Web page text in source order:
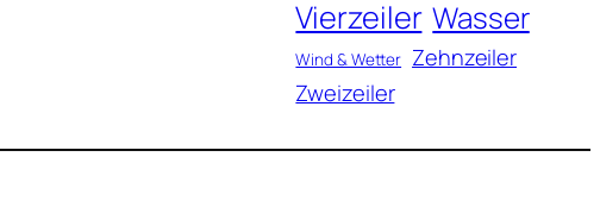
Vierzeiler Wasser
Wind & Wetter Zehnzeiler
Zweizeiler